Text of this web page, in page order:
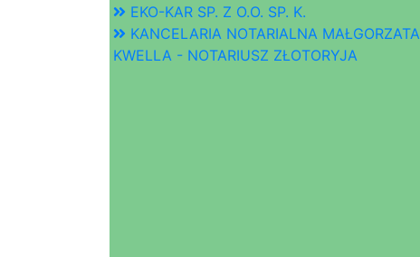
EKO-KAR SP. Z O.O. SP. K.
KANCELARIA NOTARIALNA MAŁGORZATA
KWELLA - NOTARIUSZ ZŁOTORYJA